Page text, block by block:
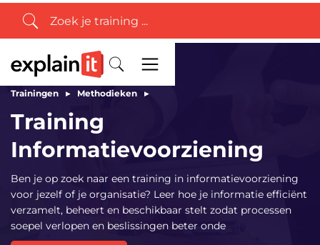
Trainingen ▸ Methodieken ▸
Training
Informatievoorziening
Ben je op zoek naar een training in informatievoorziening
voor jezelf of je organisatie? Leer hoe je informatie efficiënt
verzamelt, beheert en beschikbaar stelt zodat processen
soepel verlopen en beslissingen beter onde